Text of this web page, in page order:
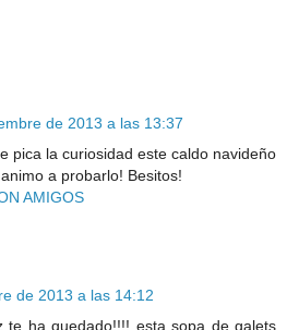
de 2013 a las 13:37
pica la curiosidad este caldo navideño
a probarlo! Besitos!
AMIGOS
de 2013 a las 14:12
te ha quedado!!!! esta sopa de galets